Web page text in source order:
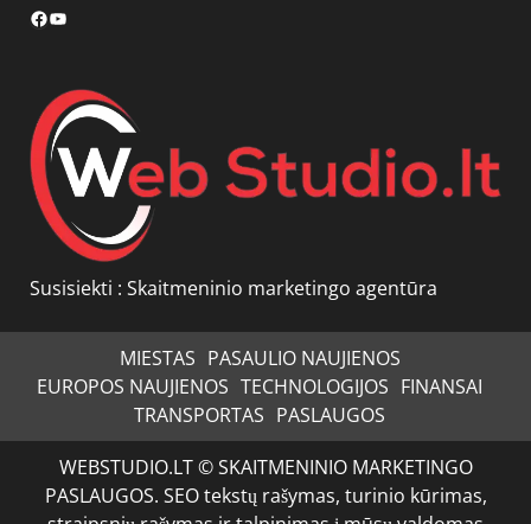
Facebook
YouTube
Susisiekti : Skaitmeninio marketingo agentūra
MIESTAS PASAULIO NAUJIENOS
EUROPOS NAUJIENOS TECHNOLOGIJOS FINANSAI
TRANSPORTAS PASLAUGOS
WEBSTUDIO.LT © SKAITMENINIO MARKETINGO
PASLAUGOS. SEO tekstų rašymas, turinio kūrimas,